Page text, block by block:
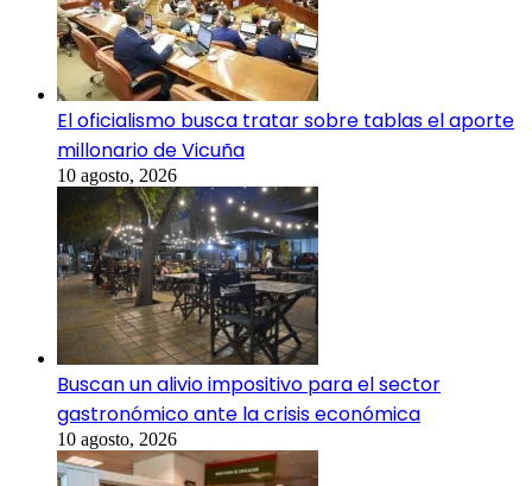
El oficialismo busca tratar sobre tablas el aporte
millonario de Vicuña
10 agosto, 2026
Buscan un alivio impositivo para el sector
gastronómico ante la crisis económica
10 agosto, 2026